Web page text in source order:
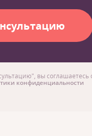
вы соглашаетесь
конфиденциальности